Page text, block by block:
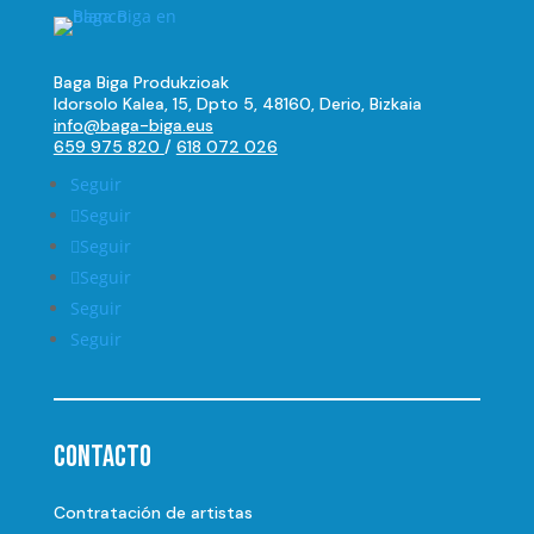
Baga Biga Produkzioak
Idorsolo Kalea, 15, Dpto 5, 48160, Derio, Bizkaia
info@baga-biga.eus
659 975 820 / 618 072 026
Seguir
Seguir
Seguir
Seguir
Seguir
Seguir
Contacto
Contratación de artistas